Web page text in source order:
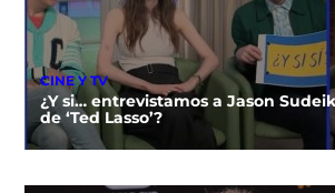
CINE Y TV
¿Y si… entrevistamos a Jason
de ‘Ted Lasso’?